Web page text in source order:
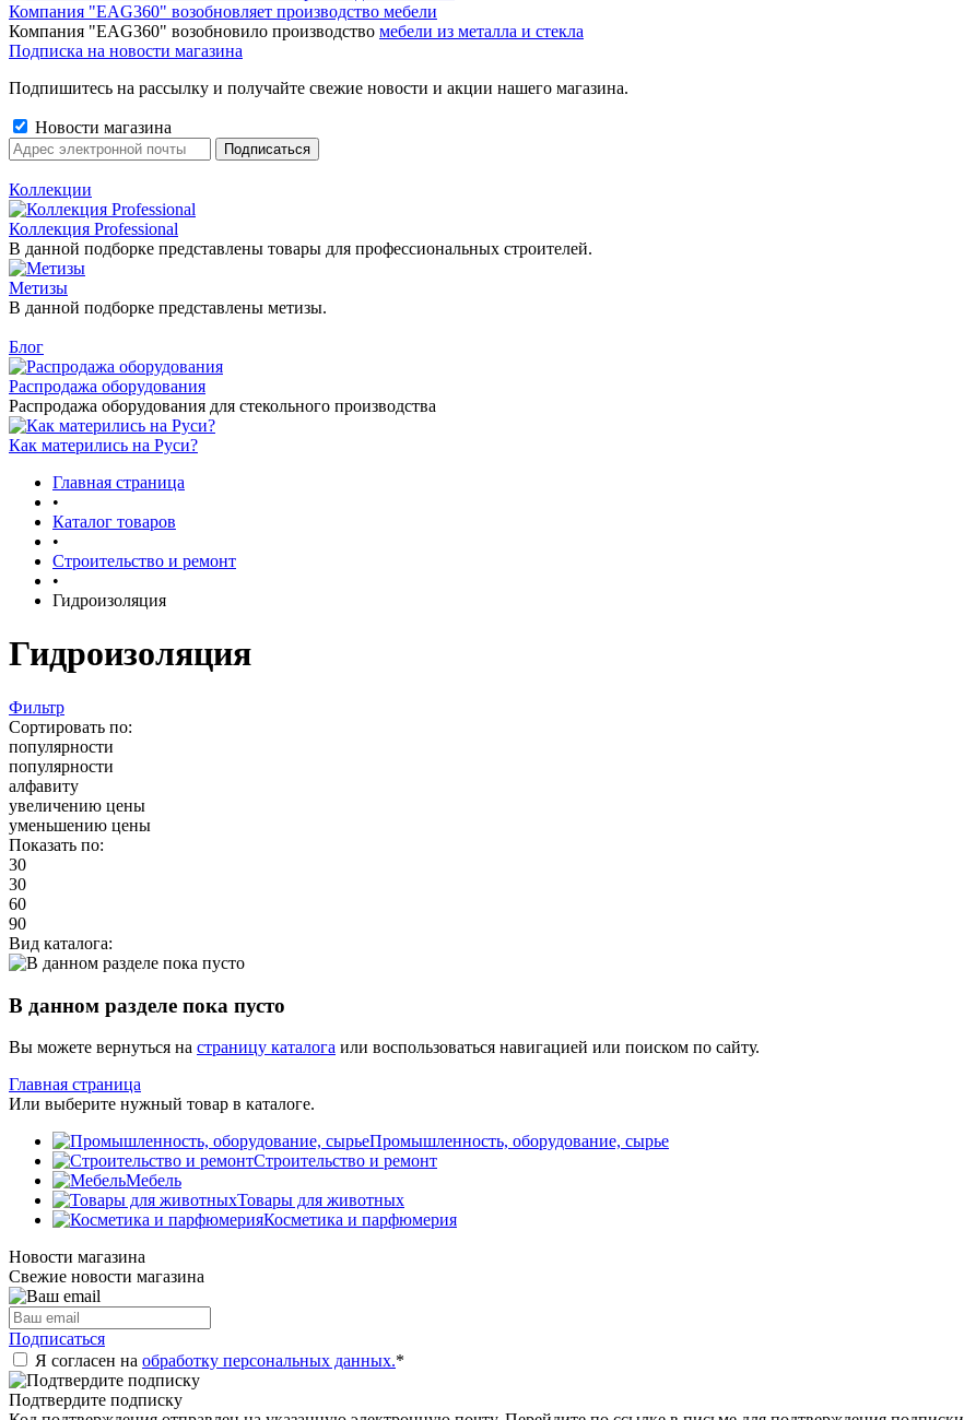
Компания "EAG360" возобновляет производство мебели
Компания "EAG360" возобновило производство мебели из металла и стекла
Подписка на новости магазина
Подпишитесь на рассылку и получайте свежие новости и акции нашего магазина.
Новости магазина
Коллекции
Коллекция Professional
В данной подборке представлены товары для профессиональных строителей.
Метизы
В данной подборке представлены метизы.
Блог
Распродажа оборудования
Распродажа оборудования для стекольного производства
Как матерились на Руси?
Главная страница
•
Каталог товаров
•
Строительство и ремонт
•
Гидроизоляция
Гидроизоляция
Фильтр
Сортировать по:
популярности
популярности
алфавиту
увеличению цены
уменьшению цены
Показать по:
30
30
60
90
Вид каталога:
В данном разделе пока пусто
Вы можете вернуться на страницу каталога или воспользоваться навигацией или поиском по сайту.
Главная страница
Или выберите нужный товар в каталоге.
Промышленность, оборудование, сырье
Строительство и ремонт
Мебель
Товары для животных
Косметика и парфюмерия
Новости магазина
Свежие новости магазина
Подписаться
Я согласен на обработку персональных данных.*
Подтвердите подписку